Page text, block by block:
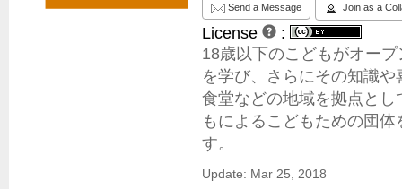
Send a Message Join as a
License
:
18歳以下のこどもがオー
を学び、さらにその知識
食堂などの地域を拠点と
もによるこどもための団
す。
Update: Mar 25, 2018